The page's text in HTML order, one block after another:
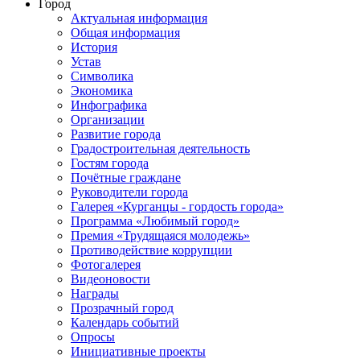
Город
Актуальная информация
Общая информация
История
Устав
Символика
Экономика
Инфографика
Организации
Развитие города
Градостроительная деятельность
Гостям города
Почётные граждане
Руководители города
Галерея «Курганцы - гордость города»
Программа «Любимый город»
Премия «Трудящаяся молодежь»
Противодействие коррупции
Фотогалерея
Видеоновости
Награды
Прозрачный город
Календарь событий
Опросы
Инициативные проекты